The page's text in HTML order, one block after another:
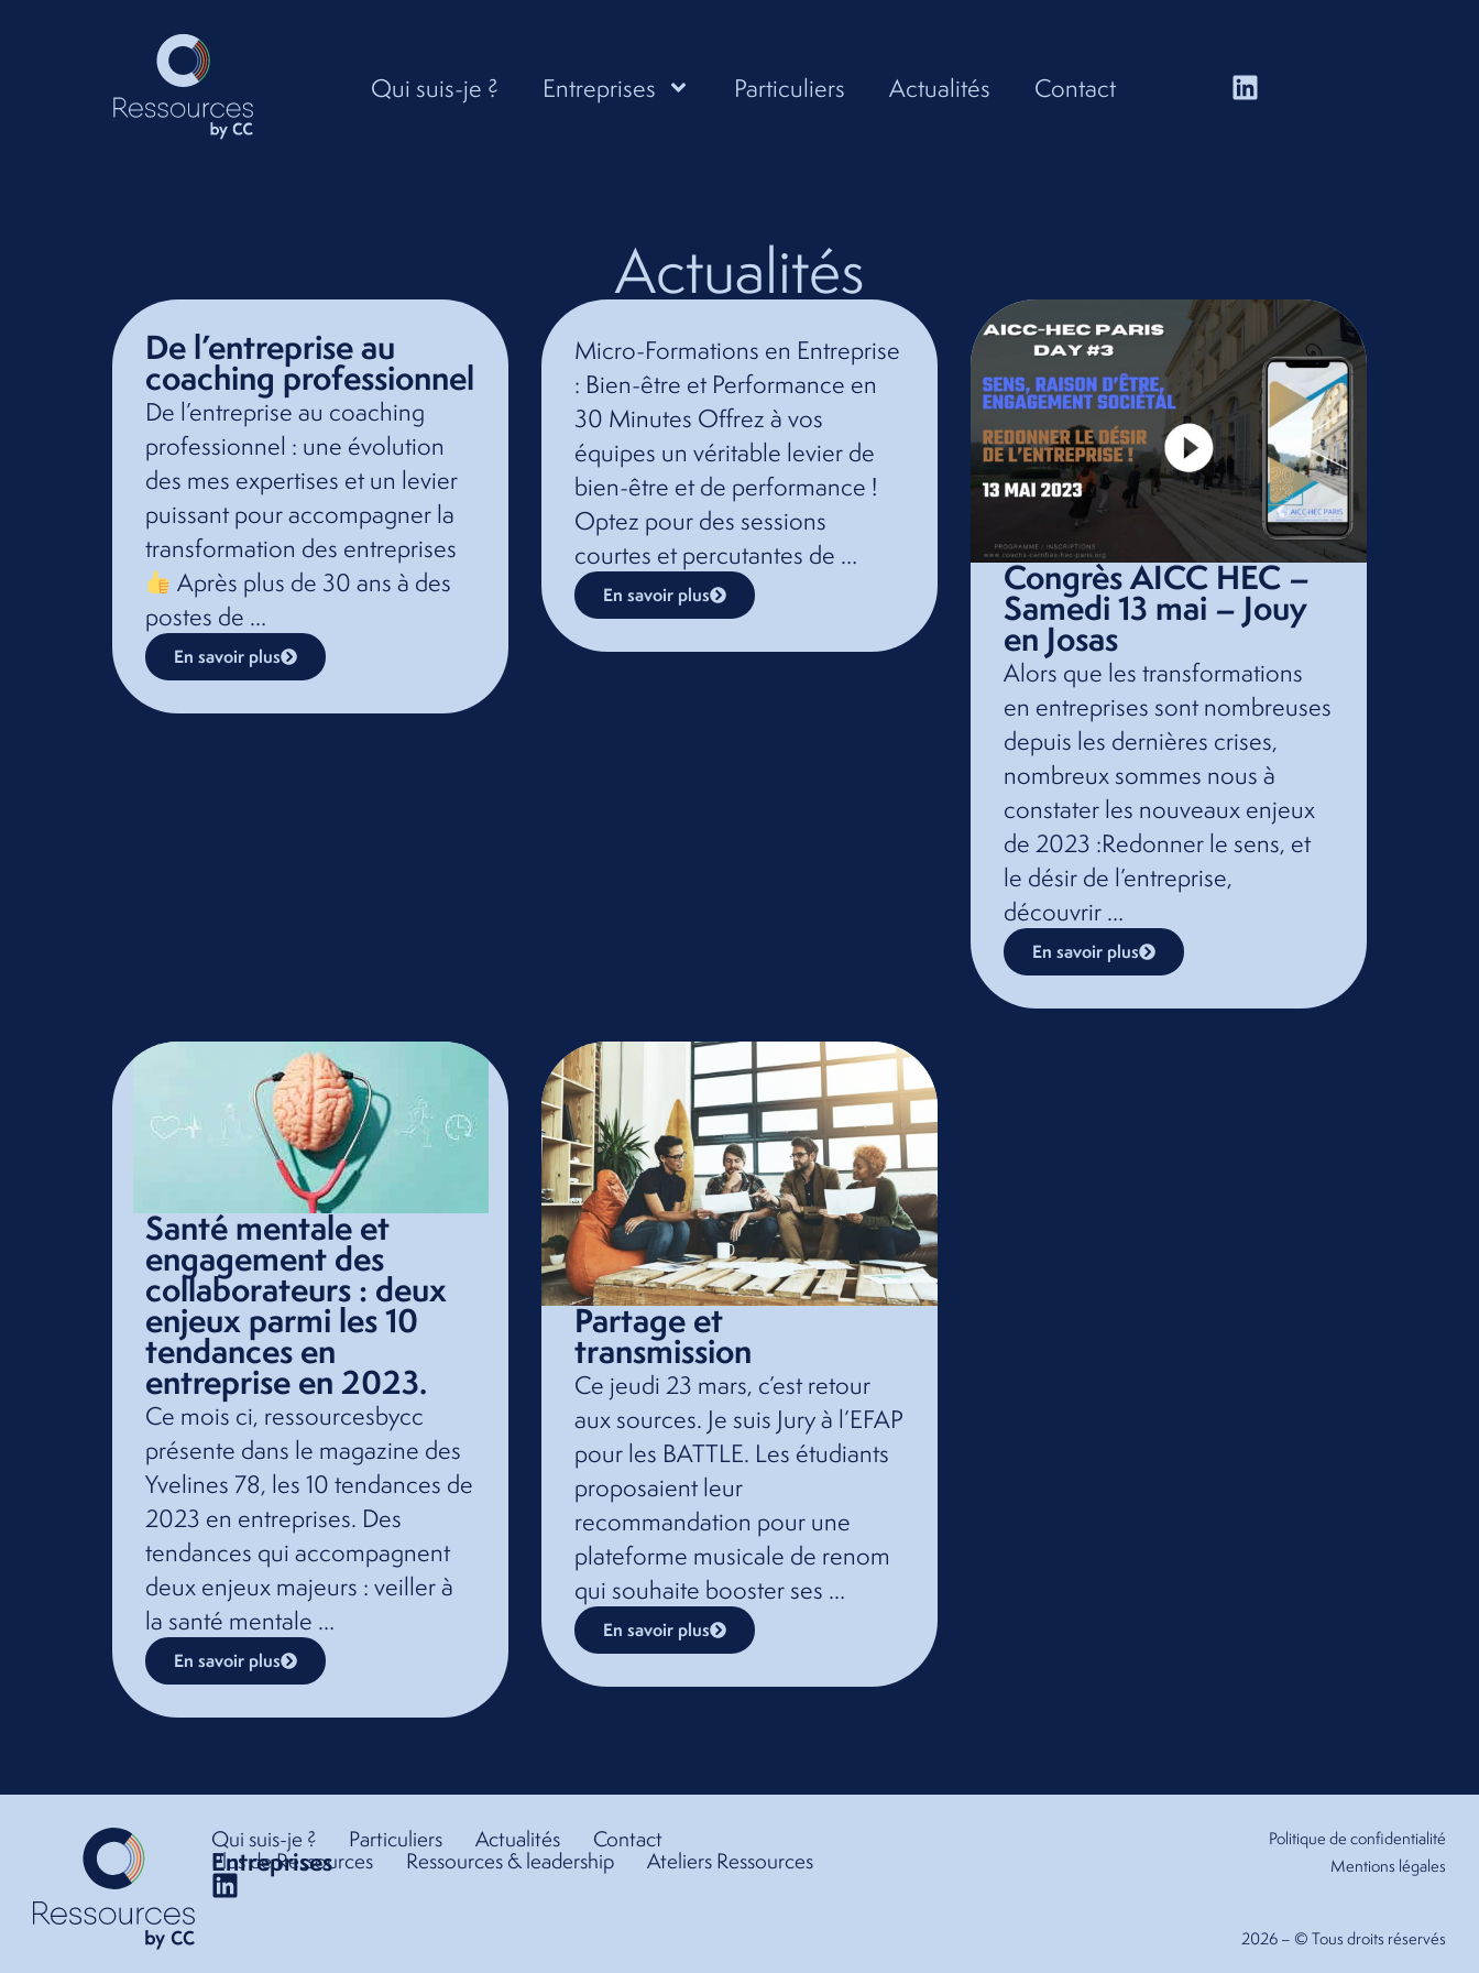
Qui suis-je ? Entreprises Particuliers Actualités Contact
Actualités
De l’entreprise au
coaching professionnel
De l’entreprise au coaching
professionnel : une évolution
des mes expertises et un levier
puissant pour accompagner la
transformation des entreprises
Après plus de 30 ans à des
postes de …
En savoir plus
Micro-Formations en Entreprise
: Bien-être et Performance en
30 Minutes Offrez à vos
équipes un véritable levier de
bien-être et de performance !
Optez pour des sessions
courtes et percutantes de …
En savoir plus Congrès AICC HEC –
Samedi 13 mai – Jouy
en Josas
Alors que les transformations
en entreprises sont nombreuses
depuis les dernières crises,
nombreux sommes nous à
constater les nouveaux enjeux
de 2023 :Redonner le sens, et
le désir de l’entreprise,
découvrir …
En savoir plus
Santé mentale et
engagement des
collaborateurs : deux
enjeux parmi les 10
tendances en
entreprise en 2023.
Ce mois ci, ressourcesbycc
présente dans le magazine des
Yvelines 78, les 10 tendances de
2023 en entreprises. Des
tendances qui accompagnent
deux enjeux majeurs : veiller à
la santé mentale …
En savoir plus
Partage et
transmission
Ce jeudi 23 mars, c’est retour
aux sources. Je suis Jury à l’EFAP
pour les BATTLE. Les étudiants
proposaient leur
recommandation pour une
plateforme musicale de renom
qui souhaite booster ses …
En savoir plus
Qui suis-je ? Particuliers Actualités Contact
Entreprises
Plus de Ressources Ressources & leadership Ateliers Ressources
Politique de confidentialité
Mentions légales
2026 – © Tous droits réservés